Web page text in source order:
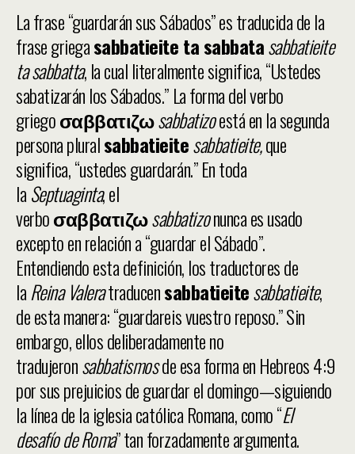
La frase “guardarán sus Sábados” es traducida de la
frase griegasabbatieite ta sabbatasabbatieite
ta sabbatta, la cual literalmente significa, “Ustedes
sabatizarán los Sábados.” La forma del verbo
griegoσαββατιζωsabbatizoestá en la segunda
persona pluralsabbatieitesabbatieite,que
significa, “ustedes guardarán.” En toda
laSeptuaginta, el
verboσαββατιζωsabbatizonunca es usado
excepto en relación a “guardar el Sábado”.
Entendiendo esta definición, los traductores de
laReina Valeratraducensabbatieitesabbatieite,
de esta manera: “guardareis vuestro reposo.” Sin
embargo, ellos deliberadamente no
tradujeronsabbatismosde esa forma en Hebreos 4:9
por sus prejuicios de guardar el domingo—siguiendo
la línea de la iglesia católica Romana, como “El
desafío de Roma” tan forzadamente argumenta.